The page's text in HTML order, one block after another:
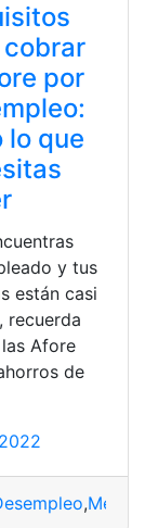
por
lo que
y tus
están casi
recuerda
Afore
de
,